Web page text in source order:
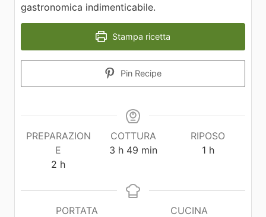
gastronomica indimenticabile.
Stampa ricetta
Pin Recipe
PREPARAZION
E
2 h
COTTURA
3 h 49 min
RIPOSO
1 h
PORTATA
CUCINA